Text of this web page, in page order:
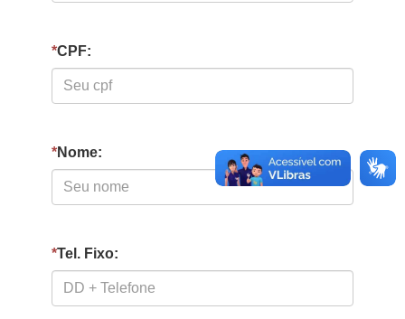
*CPF:
*Nome:
*Tel. Fixo: